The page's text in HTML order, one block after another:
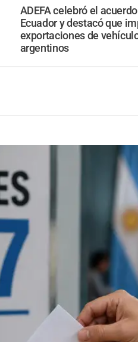
ADEFA celebró el
Ecuador y destacó que
exportaciones de
argentinos